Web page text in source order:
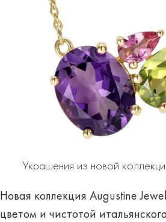
Украшения из новой
Новая коллекция Augustine
цветом и чистотой